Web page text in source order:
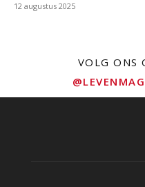
12 augustus 2025
VOLG ONS